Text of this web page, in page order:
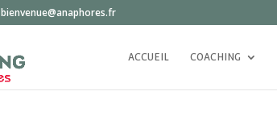
bienvenue@anaphores.fr
ACCUEIL COACHING